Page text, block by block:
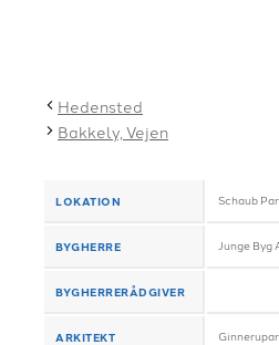
Hedensted
Bakkely, Vejen
LOKATION Schaub
BYGHERRE Junge Byg
BYGHERRERÅDGIVER
ARKITEKT